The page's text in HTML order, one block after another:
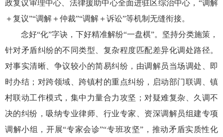
政复议审理中心、法律援助中心全面进驻区综治中心，“调解
＋复议”“调解＋仲裁”“调解＋诉讼”等机制无缝衔接。
念好“化”字诀，下好精准解纷“一盘棋”。坚持分类施策，
针对矛盾纠纷的不同类型、复杂程度匹配差异化调处路径。
对事实清晰、争议较小的简易纠纷，由调解员当场调处、即
时办结；对跨领域、跨镇村的重点纠纷，启动部门联调、镇
村联动工作模式，集中力量合力攻坚；对疑难复杂、久调不
决的纠纷，吸纳专业律师、行业专家、资深调解员组建专项
调解小组，开展“专家会诊”“专班攻坚”，推动矛盾实质性化